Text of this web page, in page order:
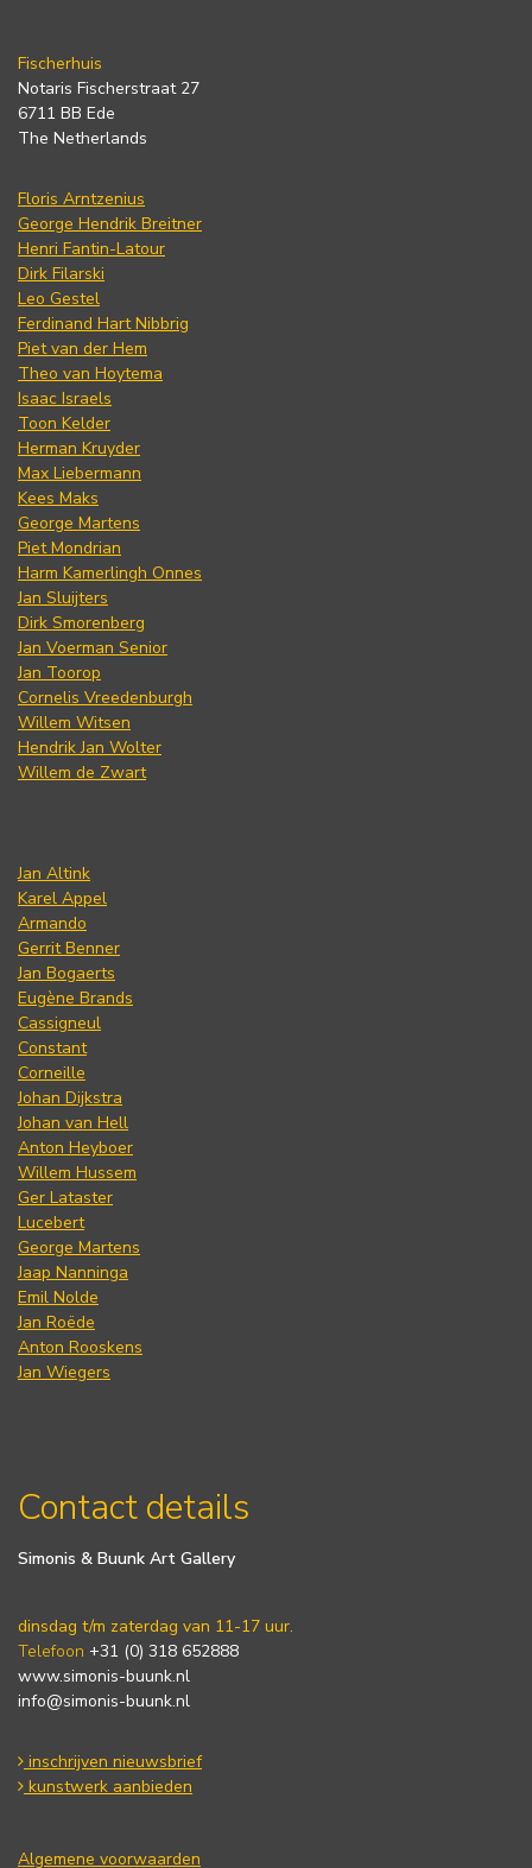
Fischerhuis
Notaris Fischerstraat 27
6711 BB Ede
The Netherlands
Floris Arntzenius
George Hendrik Breitner
Henri Fantin-Latour
Dirk Filarski
Leo Gestel
Ferdinand Hart Nibbrig
Piet van der Hem
Theo van Hoytema
Isaac Israels
Toon Kelder
Herman Kruyder
Max Liebermann
Kees Maks
George Martens
Piet Mondrian
Harm Kamerlingh Onnes
Jan Sluijters
Dirk Smorenberg
Jan Voerman Senior
Jan Toorop
Cornelis Vreedenburgh
Willem Witsen
Hendrik Jan Wolter
Willem de Zwart
Jan Altink
Karel Appel
Armando
Gerrit Benner
Jan Bogaerts
Eugène Brands
Cassigneul
Constant
Corneille
Johan Dijkstra
Johan van Hell
Anton Heyboer
Willem Hussem
Ger Lataster
Lucebert
George Martens
Jaap Nanninga
Emil Nolde
Jan Roëde
Anton Rooskens
Jan Wiegers
Contact details
Simonis & Buunk Art Gallery
dinsdag t/m zaterdag van 11-17 uur.
Telefoon +31 (0) 318 652888
www.simonis-buunk.nl
info@simonis-buunk.nl
inschrijven nieuwsbrief
kunstwerk aanbieden
Algemene voorwaarden